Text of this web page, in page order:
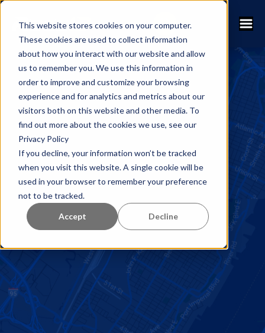
This website stores cookies on your computer.
These cookies are used to collect information
about how you interact with our website and allow
us to remember you. We use this information in
order to improve and customize your browsing
experience and for analytics and metrics about our
visitors both on this website and other media. To
find out more about the cookies we use, see our
Privacy Policy
If you decline, your information won’t be tracked
when you visit this website. A single cookie will be
used in your browser to remember your preference
not to be tracked.
Accept Decline